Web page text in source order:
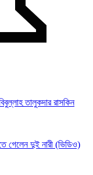
তালুকদার রাসকিন
গেলেন দুই নারী (ভিডিও)